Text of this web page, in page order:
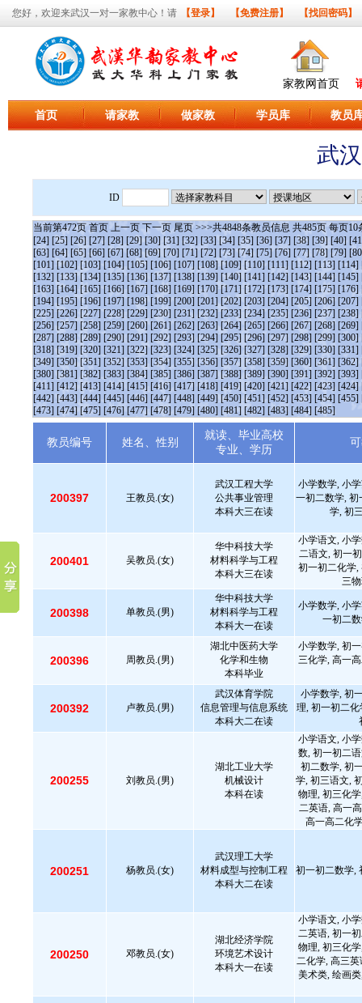
您好，欢迎来武汉一对一家教中心！请 【登录】 【免费注册】 【找回密码】
家教网首页
首页 请家教 做家教 学员库 教员
武
ID
当前第472页 首页 上一页 下一页 尾页 >>>共4848条教员信息 共485页 每页10
[24] [25] [26] [27] [28] [29] [30] [31] [32] [33] [34] [35] [36] [37] [38] [39] [40]
[63] [64] [65] [66] [67] [68] [69] [70] [71] [72] [73] [74] [75] [76] [77] [78] [79]
[101] [102] [103] [104] [105] [106] [107] [108] [109] [110] [111] [112] [113] [114]
[132] [133] [134] [135] [136] [137] [138] [139] [140] [141] [142] [143] [144] [145]
[163] [164] [165] [166] [167] [168] [169] [170] [171] [172] [173] [174] [175] [176]
[194] [195] [196] [197] [198] [199] [200] [201] [202] [203] [204] [205] [206] [207]
[225] [226] [227] [228] [229] [230] [231] [232] [233] [234] [235] [236] [237] [238]
[256] [257] [258] [259] [260] [261] [262] [263] [264] [265] [266] [267] [268] [269]
[287] [288] [289] [290] [291] [292] [293] [294] [295] [296] [297] [298] [299] [300]
[318] [319] [320] [321] [322] [323] [324] [325] [326] [327] [328] [329] [330] [331]
[349] [350] [351] [352] [353] [354] [355] [356] [357] [358] [359] [360] [361] [362]
[380] [381] [382] [383] [384] [385] [386] [387] [388] [389] [390] [391] [392] [393]
[411] [412] [413] [414] [415] [416] [417] [418] [419] [420] [421] [422] [423] [424]
[442] [443] [444] [445] [446] [447] [448] [449] [450] [451] [452] [453] [454] [455]
[473] [474] [475] [476] [477] [478] [479] [480] [481] [482] [483] [484] [485]
教员编号 姓名、性别
就读、毕业高校
专业、学历
200397 王教员.(女)
武汉工程大学
公共事业管理
本科大三在读
小学数学, 小
一初二数学, 初
学, 初
200401 吴教员.(女)
华中科技大学
材料科学与工程
本科大三在读
小学语文, 小
二语文, 初一
初一初二化学,
三
200398 单教员.(男)
华中科技大学
材料科学与工程
本科大一在读
小学数学, 小
一初二
200396 周教员.(男)
湖北中医药大学
化学和生物
本科毕业
小学数学, 初
三化学, 高一
200392 卢教员.(男)
武汉体育学院
信息管理与信息系统
本科大二在读
小学数学, 初
理, 初一初二
200255 刘教员.(男)
湖北工业大学
机械设计
本科在读
小学语文, 小
数, 初一初二
初二数学, 初
学, 初三语文,
物理, 初三化
二英语, 高一
高一高二化
200251 杨教员.(女)
武汉理工大学
材料成型与控制工程
本科大二在读
初一初二数学,
200250 邓教员.(女)
湖北经济学院
环境艺术设计
本科大一在读
小学语文, 小
二英语, 初一
物理, 初三化
二化学, 高三
美术类, 绘画